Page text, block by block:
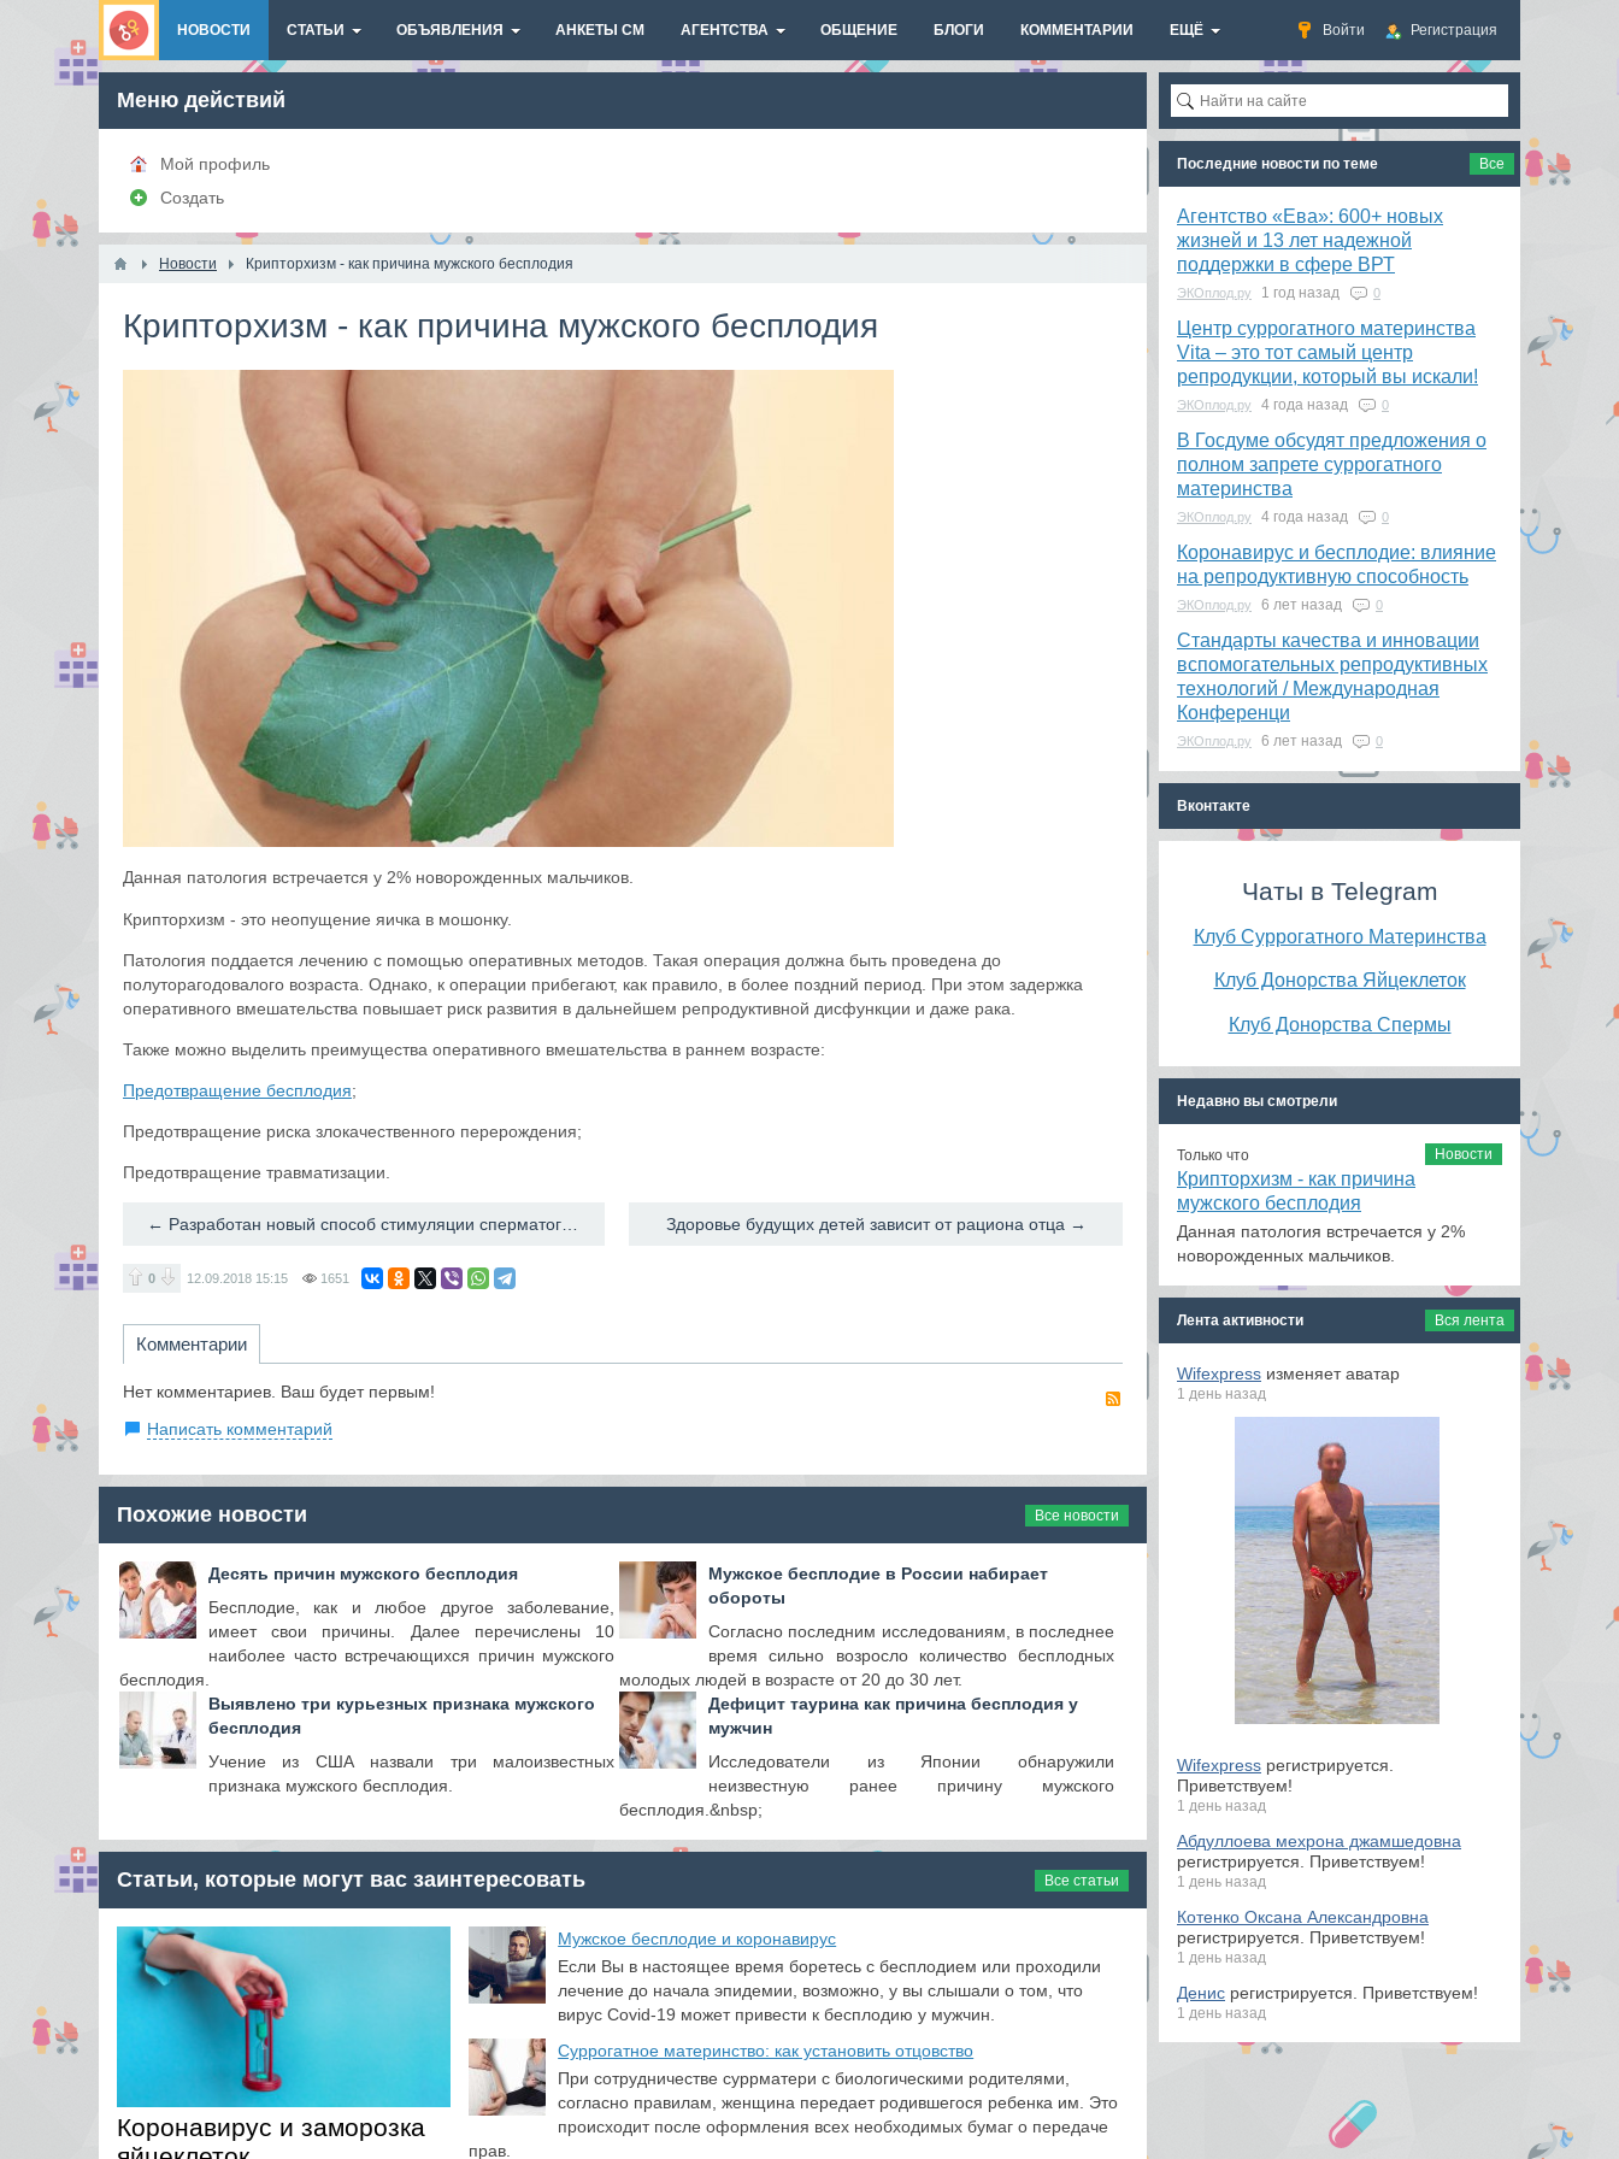
Войти Регистрация
НОВОСТИ СТАТЬИ ОБЪЯВЛЕНИЯ АНКЕТЫ СМ АГЕНТСТВА ОБЩЕНИЕ БЛОГИ КОММЕНТАРИИ ЕЩЁ
Меню действий
Мой профиль
Создать
Новости Крипторхизм - как причина мужского бесплодия
Крипторхизм - как причина мужского бесплодия
Данная патология встречается у 2% новорожденных мальчиков.
Крипторхизм - это неопущение яичка в мошонку.
Патология поддается лечению с помощью оперативных методов. Такая операция должна быть проведена до
полуторагодовалого возраста. Однако, к операции прибегают, как правило, в более поздний период. При этом задержка
оперативного вмешательства повышает риск развития в дальнейшем репродуктивной дисфункции и даже рака.
Также можно выделить преимущества оперативного вмешательства в раннем возрасте:
Предотвращение бесплодия;
Предотвращение риска злокачественного перерождения;
Предотвращение травматизации.
Здоровье будущих детей зависит от рациона отца →
0 12.09.2018 15:15 1651
Комментарии
RSS
Нет комментариев. Ваш будет первым!
Написать комментарий
Похожие новости Все новости
Десять причин мужского бесплодия
Бесплодие, как и любое другое заболевание,
имеет свои причины. Далее перечислены 10
наиболее часто встречающихся причин мужского
бесплодия.
Мужское бесплодие в России набирает
обороты
Согласно последним исследованиям, в последнее
время сильно возросло количество бесплодных
молодых людей в возрасте от 20 до 30 лет.
Выявлено три курьезных признака мужского
бесплодия
Учение из США назвали три малоизвестных
признака мужского бесплодия.
Дефицит таурина как причина бесплодия у
мужчин
Исследователи из Японии обнаружили
неизвестную ранее причину мужского
бесплодия.&nbsp;
Статьи, которые могут вас заинтересовать Все статьи
Коронавирус и заморозка
​Мужское бесплодие и коронавирус
Если Вы в настоящее время боретесь с бесплодием или проходили
лечение до начала эпидемии, возможно, у вы слышали о том, что
вирус Covid-19 может привести к бесплодию у мужчин.
Суррогатное материнство: как установить отцовство
При сотрудничестве суррматери с биологическими родителями,
согласно правилам, женщина передает родившегося ребенка им. Это
происходит после оформления всех необходимых бумаг о передаче
прав.
Последние новости по теме Все
Агентство «Ева»: 600+ новых
жизней и 13 лет надежной
поддержки в сфере ВРТ
ЭКОплод.ру 1 год назад 0
​Центр суррогатного материнства
Vita – это тот самый центр
репродукции, который вы искали!
ЭКОплод.ру 4 года назад 0
В Госдуме обсудят предложения о
полном запрете суррогатного
материнства
ЭКОплод.ру 4 года назад 0
Коронавирус и бесплодие: влияние
на репродуктивную способность
ЭКОплод.ру 6 лет назад 0
​Стандарты качества и инновации
вспомогательных репродуктивных
технологий / Международная
Конференци
ЭКОплод.ру 6 лет назад 0
Вконтакте
Чаты в Telegram
Клуб Суррогатного Материнства
Клуб Донорства Яйцеклеток
Клуб Донорства Спермы
Недавно вы смотрели
Новости
Только что
Крипторхизм - как причина
мужского бесплодия
Данная патология встречается у 2%
новорожденных мальчиков.
Лента активности Вся лента
Wifexpress изменяет аватар
1 день назад
Wifexpress регистрируется.
Приветствуем!
1 день назад
Абдуллоева мехрона джамшедовна
регистрируется. Приветствуем!
1 день назад
Котенко Оксана Александровна
регистрируется. Приветствуем!
1 день назад
Денис регистрируется. Приветствуем!
1 день назад